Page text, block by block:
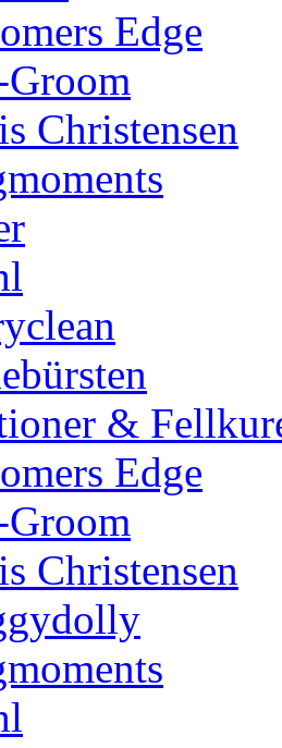
Edge
Christensen
&
Edge
Christensen